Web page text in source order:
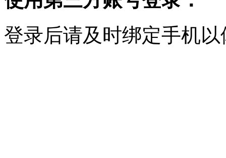
登录后请及时绑定手机